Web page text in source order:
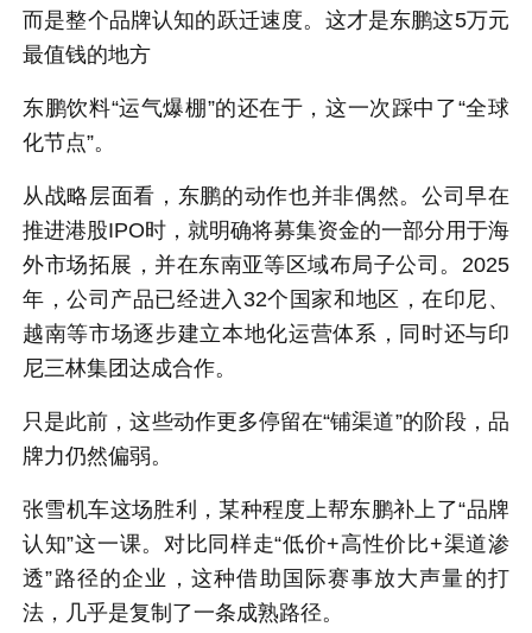
而是整个品牌认知的跃迁速度。这才是东鹏这5万元
最值钱的地方
东鹏饮料“运气爆棚”的还在于，这一次踩中了“全球
化节点”。
从战略层面看，东鹏的动作也并非偶然。公司早在
推进港股IPO时，就明确将募集资金的一部分用于海
外市场拓展，并在东南亚等区域布局子公司。2025
年，公司产品已经进入32个国家和地区，在印尼、
越南等市场逐步建立本地化运营体系，同时还与印
尼三林集团达成合作。
只是此前，这些动作更多停留在“铺渠道”的阶段，品
牌力仍然偏弱。
张雪机车这场胜利，某种程度上帮东鹏补上了“品牌
认知”这一课。对比同样走“低价+高性价比+渠道渗
透”路径的企业，这种借助国际赛事放大声量的打
法，几乎是复制了一条成熟路径。